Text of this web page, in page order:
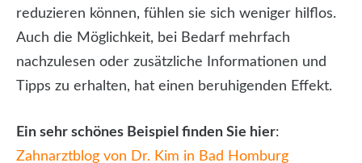
reduzieren können, fühlen sie sich weniger hilflos.
Auch die Möglichkeit, bei Bedarf mehrfach
nachzulesen oder zusätzliche Informationen und
Tipps zu erhalten, hat einen beruhigenden Effekt.
Ein sehr schönes Beispiel finden Sie hier:
Zahnarztblog von Dr. Kim in Bad Homburg